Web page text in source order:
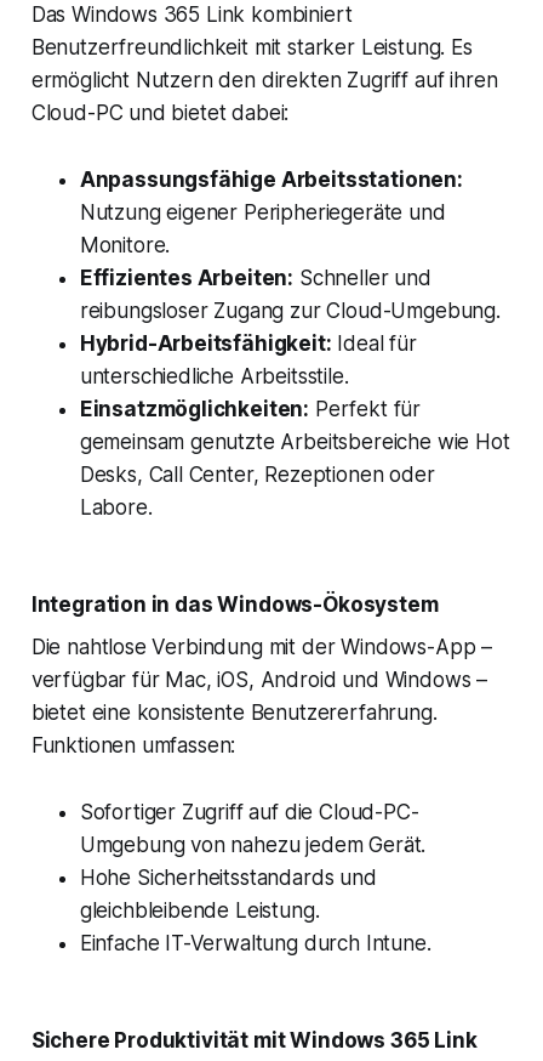
Das Windows 365 Link kombiniert
Benutzerfreundlichkeit mit starker Leistung. Es
ermöglicht Nutzern den direkten Zugriff auf ihren
Cloud-PC und bietet dabei:
Anpassungsfähige Arbeitsstationen:
Nutzung eigener Peripheriegeräte und
Monitore.
Effizientes Arbeiten: Schneller und
reibungsloser Zugang zur Cloud-Umgebung.
Hybrid-Arbeitsfähigkeit: Ideal für
unterschiedliche Arbeitsstile.
Einsatzmöglichkeiten: Perfekt für
gemeinsam genutzte Arbeitsbereiche wie Hot
Desks, Call Center, Rezeptionen oder
Labore.
Integration in das Windows-Ökosystem
Die nahtlose Verbindung mit der Windows-App –
verfügbar für Mac, iOS, Android und Windows –
bietet eine konsistente Benutzererfahrung.
Funktionen umfassen:
Sofortiger Zugriff auf die Cloud-PC-
Umgebung von nahezu jedem Gerät.
Hohe Sicherheitsstandards und
gleichbleibende Leistung.
Einfache IT-Verwaltung durch Intune.
Sichere Produktivität mit Windows 365 Link